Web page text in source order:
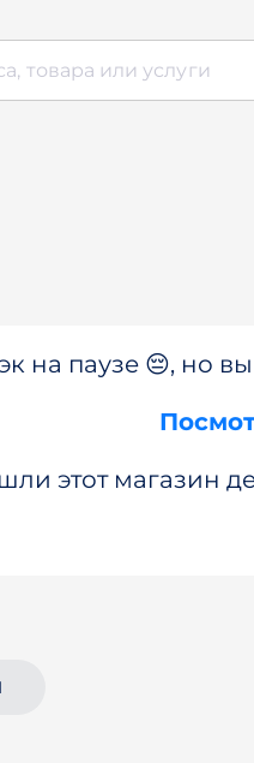
на паузе 😔, но
этот магазин